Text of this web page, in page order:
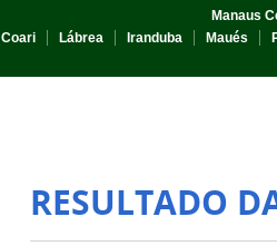
Manaus
Coari
Lábrea Iranduba Maués
RESULTADO